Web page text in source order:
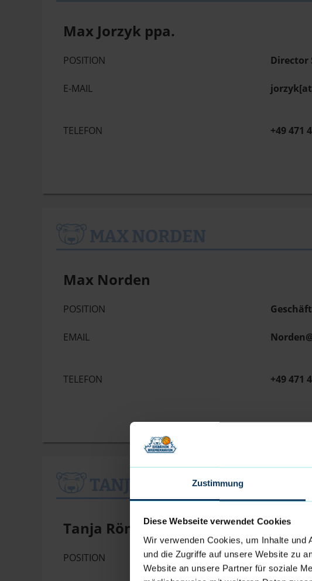
Zustimmung
Diese Webseite verwendet Cookies
Wir verwenden Cookies, um Inhalte und
und die Zugriffe auf unsere Website zu
Website an unsere Partner für soziale
Max Jorzyk ppa.
POSITION Director
E-MAIL
TELEFON +49 471
Max Norden
POSITION
EMAIL
TELEFON +49 471
TANJA RÖNNER
Tanja Rönner
POSITION